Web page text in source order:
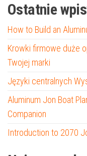
Ostatnie
How to Build an
Krowki firmowe duże
Twojej marki
Języki centralnych
Aluminum Jon Boat
Companion
Introduction to 2070